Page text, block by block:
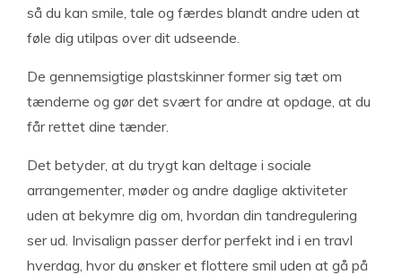
så du kan smile, tale og færdes blandt andre uden at
føle dig utilpas over dit udseende.
De gennemsigtige plastskinner former sig tæt om
tænderne og gør det svært for andre at opdage, at du
får rettet dine tænder.
Det betyder, at du trygt kan deltage i sociale
arrangementer, møder og andre daglige aktiviteter
uden at bekymre dig om, hvordan din tandregulering
ser ud. Invisalign passer derfor perfekt ind i en travl
hverdag, hvor du ønsker et flottere smil uden at gå på